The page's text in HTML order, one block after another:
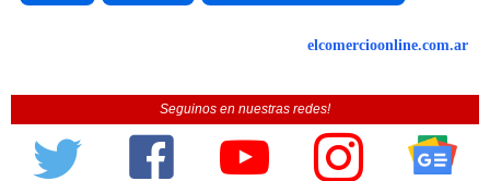
elcomercioonline.com.ar
Seguinos en nuestras redes!